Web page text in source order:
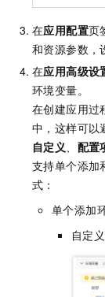
在应用配置页
和资源参数，
在应用高级设
环境变量。
在创建应用过
中，这样可以
自定义、 配置
支持单个添加
式：
单个添加
自定